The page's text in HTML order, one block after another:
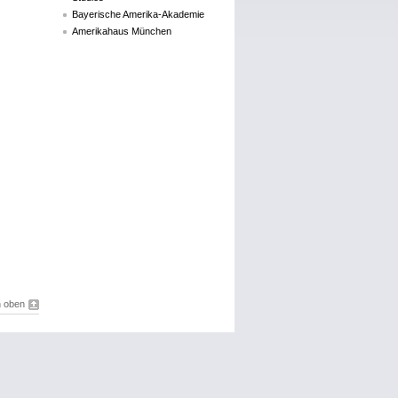
oben
Bayerische Amerika-Akademie
Amerikahaus München